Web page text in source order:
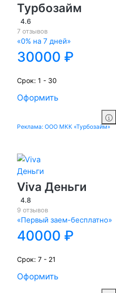
Турбозайм
4.6
7 отзывов
«0% на 7 дней»
30000 ₽
Срок: 1 - 30
Оформить
Реклама: ООО МКК «Турбозайм»
Viva Деньги
4.8
9 отзывов
«Первый заем-бесплатно»
40000 ₽
Срок: 7 - 21
Оформить